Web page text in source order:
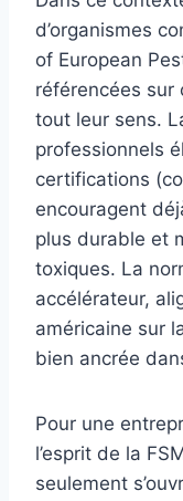
d’organismes
of European
référencées sur
tout leur sens.
professionnels
certifications
encouragent
plus durable et
toxiques. La
accélérateur,
américaine sur
bien ancrée
Pour une
l’esprit de la
seulement